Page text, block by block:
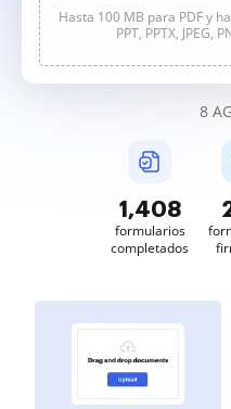
Hasta 100 MB para PDF y
PPT, PPTX, JPEG,
8
1,408
formularios
completados